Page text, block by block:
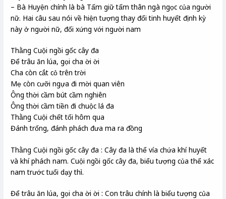
– Bà Huyện chính là bà Tấm giữ tấm thân ngà ngọc của người
nữ. Hai câu sau nói về hiện tượng thay đổi tinh huyết định kỳ
này ở người nữ, đối xứng với người nam
Thằng Cuội ngồi gốc cây đa
Để trâu ăn lúa, gọi cha ời ời
Cha còn cắt cỏ trên trời
Mẹ còn cưỡi ngựa đi mời quan viên
Ông thời cầm bút cầm nghiên
Ông thời cầm tiền đi chuộc lá đa
Thằng Cuội chết tối hôm qua
Đánh trống, đánh phách đưa ma ra đồng
Thằng Cuội ngồi gốc cây đa : Cây đa là thể vía chứa khí huyết
và khí phách nam. Cuội ngồi gốc cây đa, biểu tượng của thể xác
nam trước tuổi dạy thì.
Để trâu ăn lúa, gọi cha ời ời : Con trâu chính là biểu tượng của